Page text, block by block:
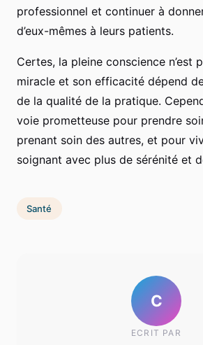
professionnel et continuer à
d’eux-mêmes à leurs patients.
Certes, la pleine conscience n’est
miracle et son efficacité dépend
de la qualité de la pratique.
voie prometteuse pour prendre
prenant soin des autres, et pour
soignant avec plus de sérénité et
Santé
C
ECRIT PAR